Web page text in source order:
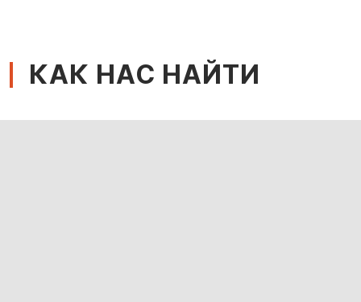
КАК НАС НАЙТИ